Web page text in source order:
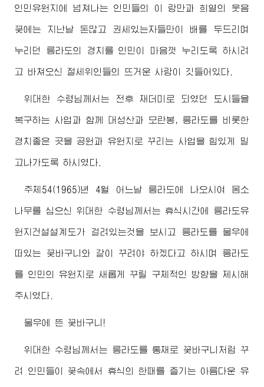
인민유원지에 넘쳐나는 인민들의 이 랑만과 희열의 웃음
꽃에는 지난날 돈많고 권세있는자들만이 배를 두드리며
누리던 릉라도의 경치를 인민이 마음껏 누리도록 하시려
고 바쳐오신 절세위인 들의 뜨거운 사랑이 깃들어있다.
위대한 수령님께서는 전후 재더미로 되였던 도시들을
복구하는 사업과 함께 대성산과 모란봉, 릉라도를 비롯한
경치좋은 곳을 공원과 유원지로 꾸리는 사업을 힘있게 밀
고나가도록 하시였다.
주체54(1965)년 4월 어느날 릉라도에 나오시여 몸소
나무를 심으신위대한 수령님께서 는 휴식시간에 릉라도유
원지건설설계도가 걸려있는것을 보시고 릉라도를 물우에
떠있는 꽃바구니와 같이 꾸려야 하겠다고 하시며 릉라도
를 인민의 유원지로 새롭게 꾸릴 구체적인 방향을 제시해
주시였다.
물우에 뜬 꽃바구니!
위대한 수령님께서는 릉라도를 통채로 꽃바구니처럼 꾸
려 인민들이 꽃속에서 휴식의 한때를 즐기는 아름다운 유